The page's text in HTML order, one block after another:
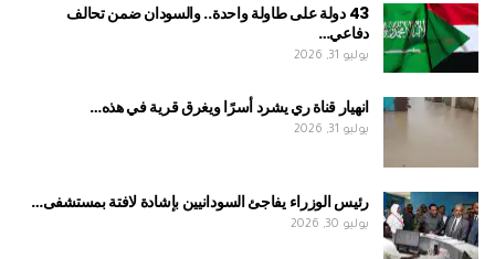
43 دولة على طاولة واحدة.. والسودان ضمن تحالف
دفاعي…
يوليو 31, 2026
انهيار قناة ري يشرد أسرًا ويغرق قرية في هذه…
يوليو 31, 2026
رئيس الوزراء يفاجئ السودانيين بإشادة لافتة بمستشفى…
يوليو 30, 2026